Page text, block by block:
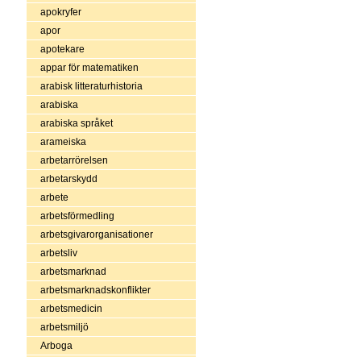
apokryfer
apor
apotekare
appar för matematiken
arabisk litteraturhistoria
arabiska
arabiska språket
arameiska
arbetarrörelsen
arbetarskydd
arbete
arbetsförmedling
arbetsgivarorganisationer
arbetsliv
arbetsmarknad
arbetsmarknadskonflikter
arbetsmedicin
arbetsmiljö
Arboga